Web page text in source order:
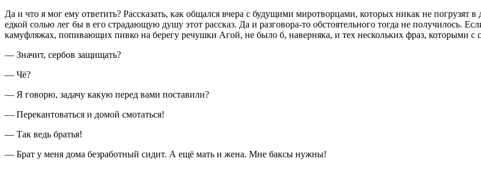
Да и что я мог ему ответить? Рассказать, как общался вчера с будущими миротворцами, которых никак не погрузят
едкой солью лег бы в его страдающую душу этот рассказ. Да и разговора-то обстоятельного тогда не получилось.
камуфляжах, попивающих пивко на берегу речушки Агой, не было б, наверняка, и тех нескольких фраз, которыми
— Значит, сербов защищать?
— Чё?
— Я говорю, задачу какую перед вами поставили?
— Перекантоваться и домой смотаться!
— Так ведь братья!
— Брат у меня дома безработный сидит. А ещё мать и жена. Мне баксы нужны!